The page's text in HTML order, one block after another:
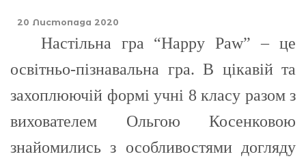
20 Листопада 2020
Настiльна гра “Happy Paw” – це
освiтньо-пiзнавальна гра. В цiкавiй та
захоплюючiй формi учнi 8 класу разом з
вихователем Ольгою Косенковою
знайомились з особливостями догляду